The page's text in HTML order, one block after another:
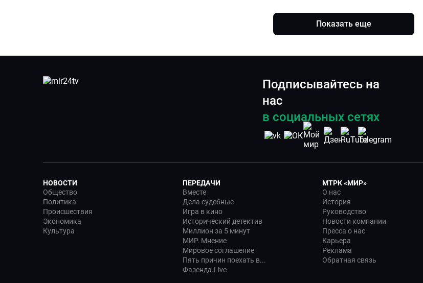
Показать еще
Подписывайтесь на
нас
в социальных сетях
НОВОСТИ
Общество
Политика
Происшествия
Экономика
Культура
ПЕРЕДАЧИ
Вместе
Дела судебные
Игра в кино
Исторический детектив
Миллион за 5 минут
МИР. Мнение
Мировое соглашение
Пять причин поехать в...
Фазенда.Live
МТРК «МИР»
О нас
История
Руководство
Новости компании
Пресса о нас
Карьера
Реклама
Обратная связь